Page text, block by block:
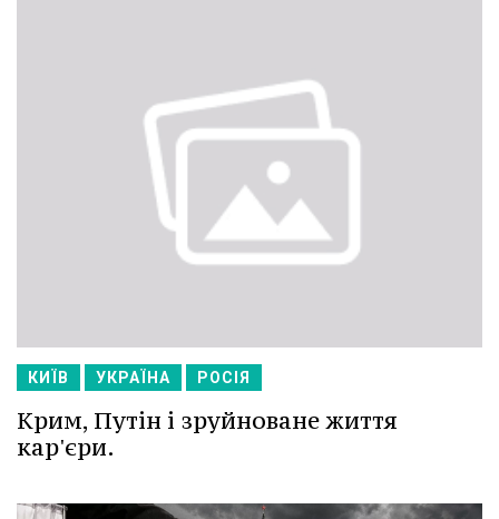
КИЇВ УКРАЇНА РОСІЯ
Крим, Путін і зруйноване життя
кар'єри.